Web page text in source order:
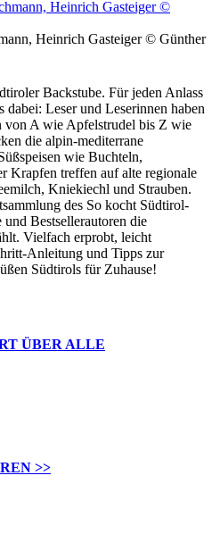
Heinrich Gasteiger © Günther
Backstube. Für jeden Anlass
dabei: Leser und Leserinnen haben
von A wie Apfelstrudel bis Z wie
die alpin-mediterrane
wie Buchteln,
Krapfen treffen auf alte regionale
Kniekiechl und Strauben.
des So kocht Südtirol-
und Bestsellerautoren die
Vielfach erprobt, leicht
Anleitung und Tipps zur
Südtirols für Zuhause!
ÜBER ALLE
>>